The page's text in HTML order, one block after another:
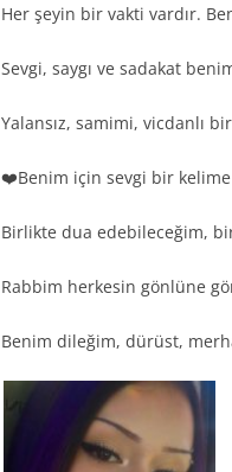
Her şeyin bir vakti vardır.
Sevgi, saygı ve sadakat
Yalansız, samimi, vicdanlı
❤️Benim için sevgi bir
Birlikte dua edebileceğim,
Rabbim herkesin gönlüne
Benim dileğim, dürüst,